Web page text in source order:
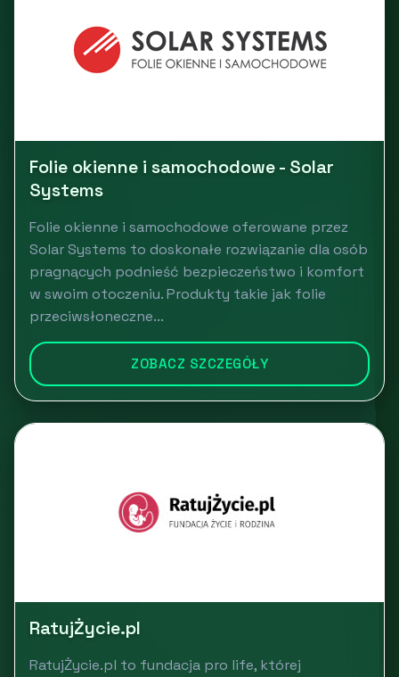
Folie okienne i samochodowe - Solar
Systems
Folie okienne i samochodowe oferowane przez
Solar Systems to doskonałe rozwiązanie dla osób
pragnących podnieść bezpieczeństwo i komfort
w swoim otoczeniu. Produkty takie jak folie
przeciwsłoneczne...
ZOBACZ SZCZEGÓŁY
RatujŻycie.pl
RatujŻycie.pl to fundacja pro life, której